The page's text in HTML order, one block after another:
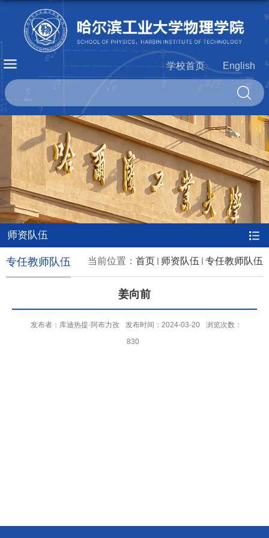
学校首页 English
师资队伍
当前位置： 首页 师资队伍 专任教师队伍
专任教师队伍
姜向前
发布者：库迪热提·阿布力孜 发布时间：2024-03-20
浏览次数：
830